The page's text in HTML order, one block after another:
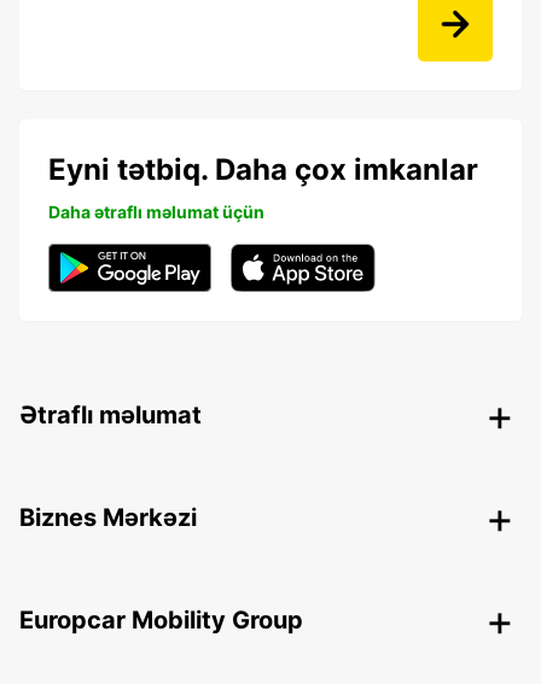
Eyni tətbiq. Daha çox imkanlar
Daha ətraflı məlumat üçün
Ətraflı məlumat
Biznes Mərkəzi
Europcar Mobility Group